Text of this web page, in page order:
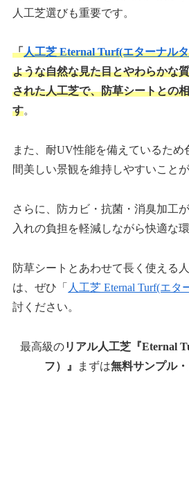
人工芝選びも重要です。
「人工芝 Eternal Turf(エターナル
ような自然な見た目とやわらかな
された人工芝で、防草シートとの
す。
また、耐UV性能を備えているため
間美しい景観を維持しやすいことが
さらに、防カビ・抗菌・消臭加工
入れの負担を軽減しながら快適な
防草シートとあわせて長く使える
は、ぜひ「 人工芝 Eternal Turf(エタ
討ください。
最高級のリアル人工芝『Eternal
フ）』
まずは無料サンプル